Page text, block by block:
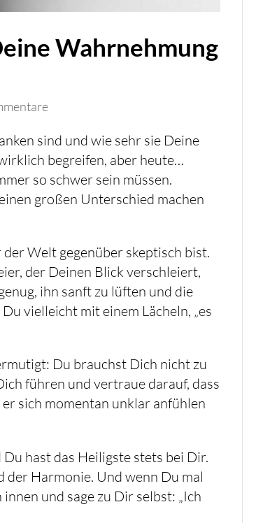
Wahrnehmung
sind und wie sehr sie Deine
begreifen, aber heute…
so schwer sein müssen.
großen Unterschied machen
Welt gegenüber skeptisch bist.
der Deinen Blick verschleiert,
ihn sanft zu lüften und die
vielleicht mit einem Lächeln, „es
Du brauchst Dich nicht zu
führen und vertraue darauf, dass
sich momentan unklar anfühlen
hast das Heiligste stets bei Dir.
der Harmonie. Und wenn Du mal
und sage zu Dir selbst: „Ich